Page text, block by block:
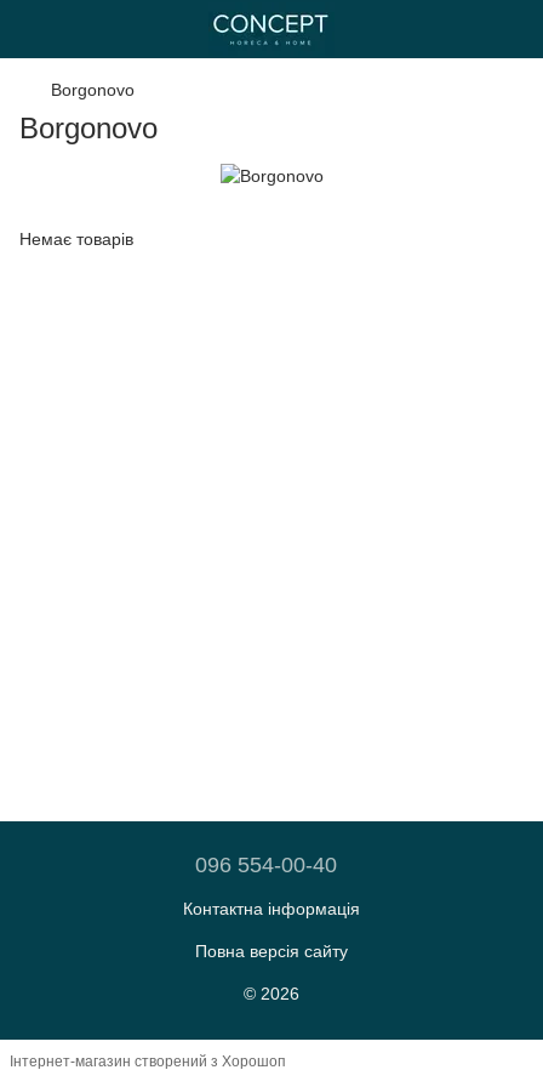
Borgonovo
Borgonovo
Немає товарів
096 554-00-40
Контактна інформація
Повна версія сайту
© 2026
Інтернет-магазин створений з Хорошоп